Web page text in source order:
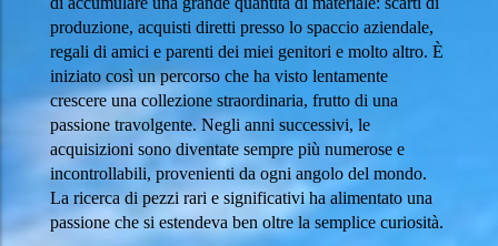
produzione, acquisti diretti presso lo spaccio aziendale,
regali di amici e parenti dei miei genitori e molto altro. È
iniziato così un percorso che ha visto lentamente
crescere una collezione straordinaria, frutto di una
passione travolgente. Negli anni successivi, le
acquisizioni sono diventate sempre più numerose e
incontrollabili, provenienti da ogni angolo del mondo.
La ricerca di pezzi rari e significativi ha alimentato una
passione che si estendeva ben oltre la semplice curiosità.